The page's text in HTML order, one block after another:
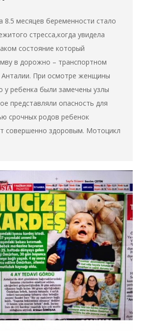
8.5 месяцев беременности стало
стресса,когда увидела
состояние который
в дорожно – транспортном
Анталии. При осмотре женщины
у ребенка были замечены узлы
представляли опасность для
срочных родов ребенок
совершенно здоровым. Мотоцикл